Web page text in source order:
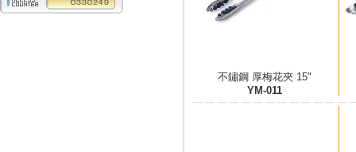
不鏽鋼 厚梅花夾 15"
YM-011